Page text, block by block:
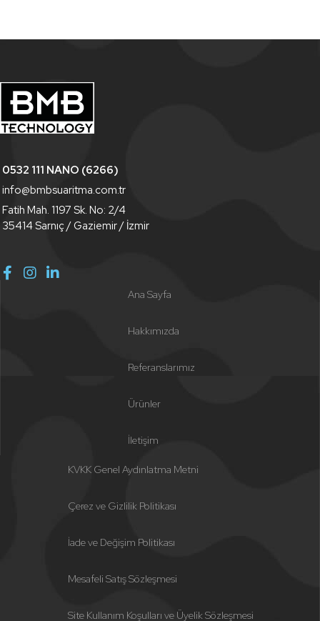
0532 111 NANO (6266)
info@bmbsuaritma.com.tr
Fatih Mah. 1197 Sk. No: 2/4
35414 Sarnıç / Gaziemir / İzmir
Ana Sayfa
Hakkımızda
Referanslarımız
Ürünler
İletişim
KVKK Genel Aydınlatma Metni
Çerez ve Gizlilik Politikası
İade ve Değişim Politikası
Mesafeli Satış Sözleşmesi
Site Kullanım Koşulları ve Üyelik Sözleşmesi